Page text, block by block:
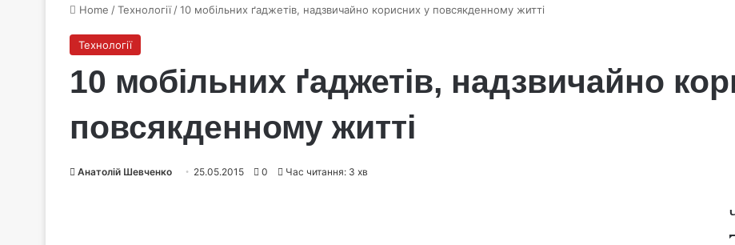
Home /Технології /10 мобільних ґаджетів, надзвичайно корисних у повсякденному житті
Технології
10 мобільних ґаджетів, надзвичайно
повсякденному житті
Анатолій Шевченко 25.05.2015 0 Час читання: 3 хв